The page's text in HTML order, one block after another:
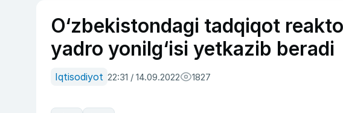
O‘zbekistondagi tadqiqot
yadro yonilg‘isi yetkazib beradi
Iqtisodiyot 22:31 / 14.09.2022 1827